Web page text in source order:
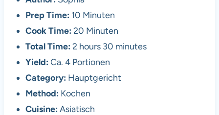
Prep Time: 10 Minuten
Cook Time: 20 Minuten
Total Time: 2 hours 30 minutes
Yield: Ca. 4 Portionen
Category: Hauptgericht
Method: Kochen
Cuisine: Asiatisch